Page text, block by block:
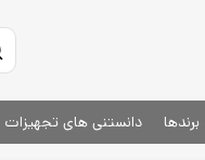
دانستنی های